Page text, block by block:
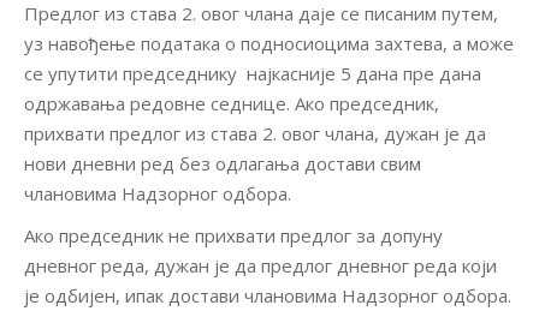
Предлог из става 2. овог члана даје се писаним путем,
уз навођење података о подносиоцима захтева, а може
се упутити председнику најкасније 5 дана пре дана
одржавања редовне седнице. Ако председник,
прихвати предлог из става 2. овог члана, дужан је да
нови дневни ред без одлагања достави свим
члановима Надзорног одбора.
Ако председник не прихвати предлог за допуну
дневног реда, дужан је да предлог дневног реда који
је одбијен, ипак достави члановима Надзорног одбора.